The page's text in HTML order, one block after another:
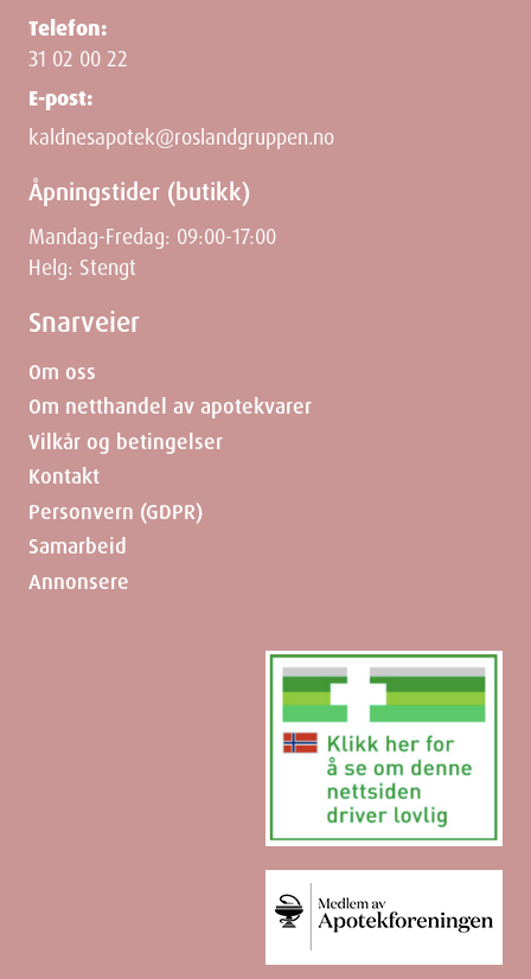
Telefon:
31 02 00 22
E-post:
kaldnesapotek@roslandgruppen.no
Åpningstider (butikk)
Mandag-Fredag: 09:00-17:00
Helg: Stengt
Snarveier
Om oss
Om netthandel av apotekvarer
Vilkår og betingelser
Kontakt
Personvern (GDPR)
Samarbeid
Annonsere